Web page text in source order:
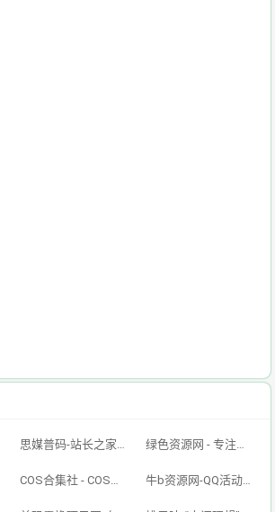
思媒普码-站长之家，思媒普码网，Windows系统，php源码，技术之家，电脑疑难解答，SEO优化 绿色资源网 - 专注于网络精品资源分享的绿色软件仓库基地
COS合集社 - COS写真合集资源站 牛b资源网-QQ活动-资源分享-源码基地-项目分享-安卓绿色软件基地